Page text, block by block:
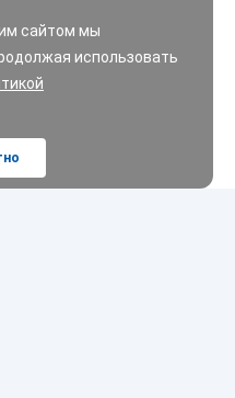
сайтом мы
использовать